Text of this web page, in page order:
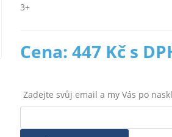
3+
Cena: 447 Kč s
Zadejte svůj email a my Vás po